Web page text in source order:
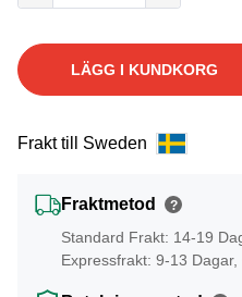
LÄGG I KUNDKORG
Frakt till Sweden
Fraktmetod ?
Standard Frakt: 14-19
Expressfrakt: 9-13